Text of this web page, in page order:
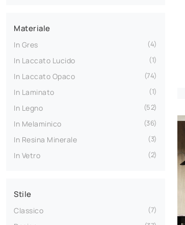
Materiale
In Gres 4
In Laccato Lucido 1
In Laccato Opaco 74
In Laminato 1
In Legno 52
In Melaminico 36
In Resina Minerale 3
In Vetro 2
Stile
Classico 7